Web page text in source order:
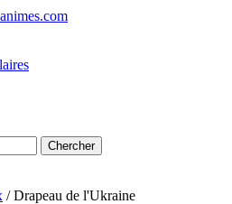
Chercher
/ Drapeau de l'Ukraine